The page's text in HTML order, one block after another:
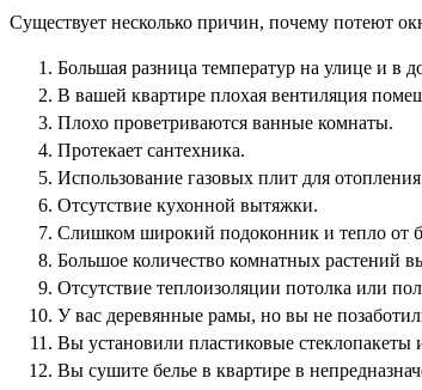
Существует несколько причин, почему потеют
Большая разница температур на улице и в
В вашей квартире плохая вентиляция
Плохо проветриваются ванные комнаты.
Протекает сантехника.
Использование газовых плит для
Отсутствие кухонной вытяжки.
Слишком широкий подоконник и тепло от
Большое количество комнатных растений
Отсутствие теплоизоляции потолка или
У вас деревянные рамы, но вы не
Вы установили пластиковые стеклопакеты
Вы сушите белье в квартире в